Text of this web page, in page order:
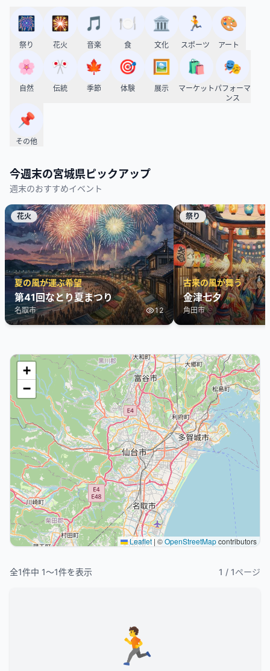
🎆
祭り
🎇
花火
🎵
音楽
🍽️
食
🏛️
文化
🏃
スポーツ
🎨
アート
🌸
自然
🎌
伝統
🍁
季節
🎯
体験
🖼️
展示
🛍️
マーケット
🎭
パフォーマ
ンス
📌
その他
今週末の宮城県 ピックアップ
週末のおすすめイベント
花火
夏の風が運ぶ希望
第41回なとり夏まつり
名取市 12
祭り
古来の風が舞う
金津七夕
角田市
+
−
Leaflet | ©OpenStreetMapcontributors
全1件中 1〜1件を表示 1 / 1ページ
🏃